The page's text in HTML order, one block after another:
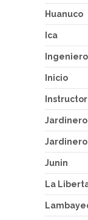
Huanuco
Ica
Inicio
Junin
La